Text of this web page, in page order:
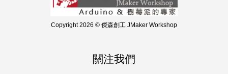
Copyright 2026 © 傑森創工 JMaker Workshop
關注我們